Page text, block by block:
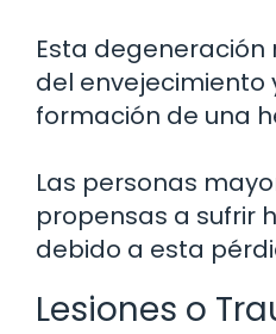
Esta
del envejecimiento
formación de una
Las personas
propensas a sufrir
debido a esta
Lesiones o